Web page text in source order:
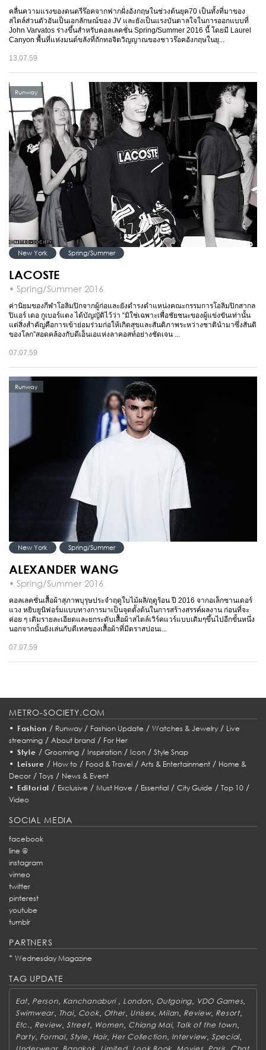
คลื่นความแรงของดนตรีร๊อคจากฟากฝั่งอังกฤษในช่วงต้นยุค70 เป็นทั้งที่มาของ
สไตล์ส่วนตัวอันเป็นเอกลักษณ์ของ JV และยังเป็นแรงบันดาลใจในการออกแบบที่
John Varvatos ร่างขึ้นสำหรับคอลเลคชั่น Spring/Summer 2016 นี้ โดยมี Laurel
Canyon พื้นที่แห่งมนต์ขลังที่ถักทอจิตวิญญาณของชาวร๊อคอังกฤษในยุ...
13.07.59
Runway
New York Spring/Summer
LACOSTE
• Spring/Summer 2016
ค่านิยมของกีฬาโอลิมปิกจากผู้ก่อและยังดำรงตำแหน่งคณะกรรมการโอลิมปิกสากล
ปิแอร์ เดอ กูเบอร์แตง ได้บัญญัติไว้ว่า “มิใช่เฉพาะเพื่อชัยชนะของผู้แข่งขันเท่านั้น
แต่สิ่งสำคัญคือการเข้าย่อมร่วมก่อให้เกิดสุขและสันติภาพระหว่างชาตินำมาซึ่งสันติ
ของโลก”สอดคล้องกับดีเอ็นเอแห่งลาคอสท์อย่างชัดเจน ...
07.07.59
Runway
New York Spring/Summer
ALEXANDER WANG
• Spring/Summer 2016
คอลเลคชั่นเสื้อผ้าสุภาพบุรุษประจำฤดูใบไม้ผลิ/ฤดูร้อน ปี 2016 จากอเล็กซานเดอร์
แวง หยิบยูนิฟอร์มแบบทางการมาเป็นจุดตั้งต้นในการสร้างสรรค์ผลงาน ก่อนที่จะ
ค่อย ๆ เติมรายละเอียดและยกระดับเสื้อผ้าสไตล์เวิร์คแวร์แบบเดิมๆขึ้นไปอีกขั้นหนึ่ง
นอกจากนั้นยังเล่นกับดีเทลของเสื้อผ้าที่มีตราสปอนเ...
07.07.59
METRO-SOCIETY.COM
• Fashion / Runway/ Fashion Update / Watches & Jewelry/ Live
streaming / About brand / For Her
• Style / Grooming/ Inspiration/ Icon/ Style Snap
• Leisure / How to/ Food & Travel/ Arts & Entertainment/ Home &
Decor / Toys / News & Event
• Editorial / Exclusive /Must Have / Essential /City Guide /Top 10 /
Video
SOCIAL MEDIA
facebook
line @
instagram
vimeo
twitter
pinterest
youtube
tumblr
PARTNERS
* Wednesday Magazine
TAG UPDATE
Eat Person, Kanchanaburi London Outgoing, VDO Games,
Swimwear, Thai, Cook, Other Unisex, Milan Review, Resort,
Etc. Review,Street, Women Chiang Mai, Talk of the town,
Party, Formal, Style Hair, Her Collection, Interview,Special,
Underwear, Bangkok, Limited, Look Book Movies, Paris Chat